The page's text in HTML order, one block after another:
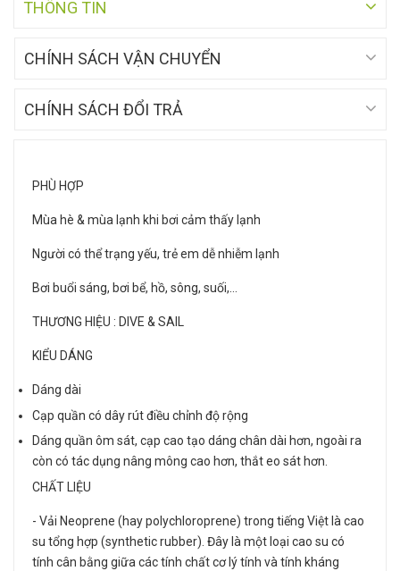
THÔNG TIN
CHÍNH SÁCH VẬN CHUYỂN
CHÍNH SÁCH ĐỔI TRẢ
PHÙ HỢP
Mùa hè & mùa lạnh khi bơi cảm thấy lạnh
Người có thể trạng yếu, trẻ em dễ nhiễm lạnh
Bơi buổi sáng, bơi bể, hồ, sông, suối,…
THƯƠNG HIỆU : DIVE & SAIL
KIỂU DÁNG
Dáng dài
Cạp quần có dây rút điều chỉnh độ rộng
Dáng quần ôm sát, cạp cao tạo dáng chân dài hơn, ngoài ra
còn có tác dụng nâng mông cao hơn, thắt eo sát hơn.
CHẤT LIỆU
- Vải Neoprene (hay polychloroprene) trong tiếng Việt là cao
su tổng hợp (synthetic rubber). Đây là một loại cao su có
tính cân bằng giữa các tính chất cơ lý tính và tính kháng